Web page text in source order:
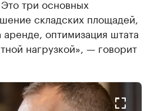
три основных
складских площадей,
оптимизация штата
нагрузкой», — говорит